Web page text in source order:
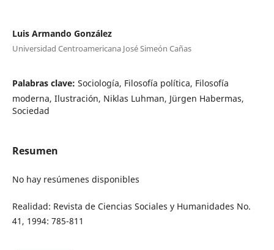
Luis Armando González
Universidad Centroamericana José Simeón Cañas
Palabras clave: Sociología, Filosofía política, Filosofía
moderna, Ilustración, Niklas Luhman, Jürgen Habermas,
Sociedad
Resumen
No hay resúmenes disponibles
Realidad: Revista de Ciencias Sociales y Humanidades No.
41, 1994: 785-811